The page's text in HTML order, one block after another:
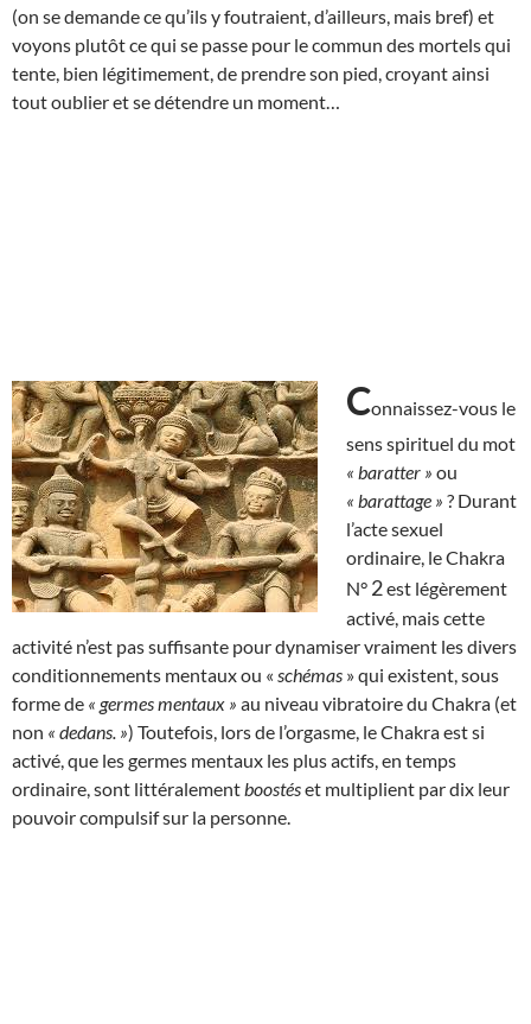
(on se demande ce qu’ils y foutraient, d’ailleurs, mais bref) et
voyons plutôt ce qui se passe pour le commun des mortels qui
tente, bien légitimement, de prendre son pied, croyant ainsi
tout oublier et se détendre un moment…
Connaissez-vous le
sens spirituel du mot
« baratter » ou
« barattage » ? Durant
l’acte sexuel
ordinaire, le Chakra
N° 2est légèrement
activé, mais cette
activité n’est pas suffisante pour dynamiser vraiment les divers
conditionnements mentaux ou « schémas » qui existent, sous
forme de « germes mentaux » au niveau vibratoire du Chakra (et
non « dedans. ») Toutefois, lors de l’orgasme, le Chakra est si
activé, que les germes mentaux les plus actifs, en temps
ordinaire, sont littéralement boostéset multiplient par dix leur
pouvoir compulsif sur la personne.